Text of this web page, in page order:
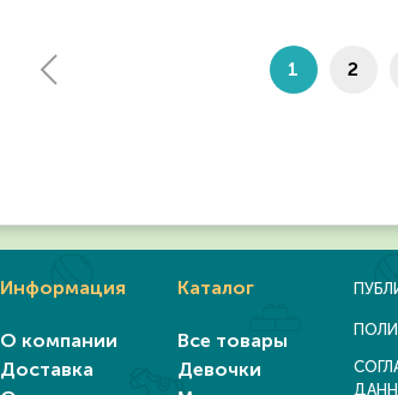
1 2
Информация
О компании
Доставка
Каталог
Все товары
Девочки